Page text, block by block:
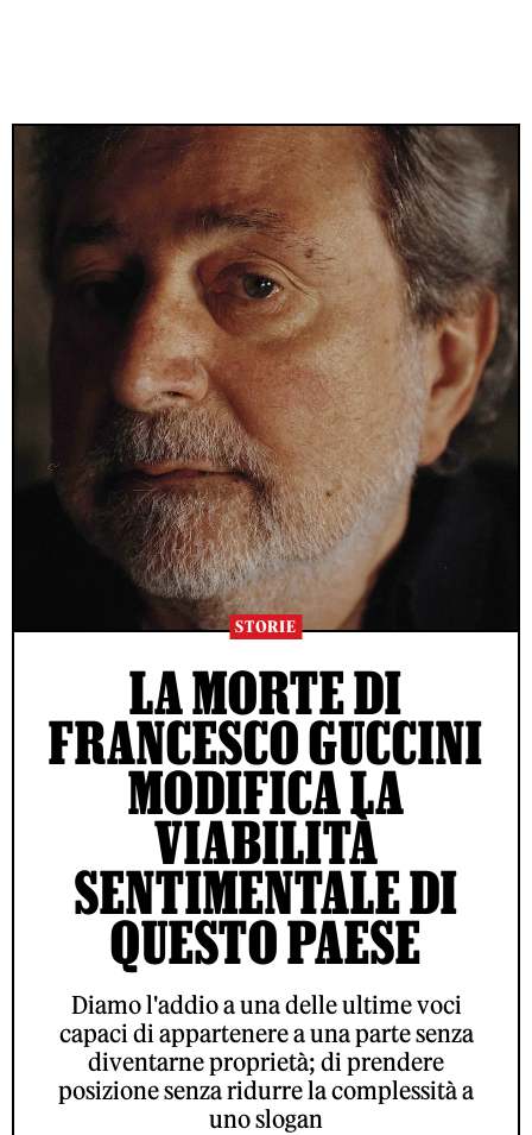
STORIE
LA MORTE DI
FRANCESCO GUCCINI
MODIFICA LA
VIABILITÀ
SENTIMENTALE DI
QUESTO PAESE
Diamo l'addio a una delle ultime voci
capaci di appartenere a una parte senza
diventarne proprietà; di prendere
posizione senza ridurre la complessità a
uno slogan